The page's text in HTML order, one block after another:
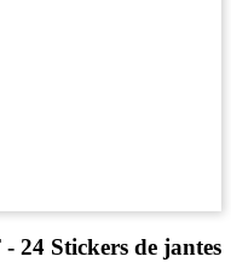
24 Stickers de jantes